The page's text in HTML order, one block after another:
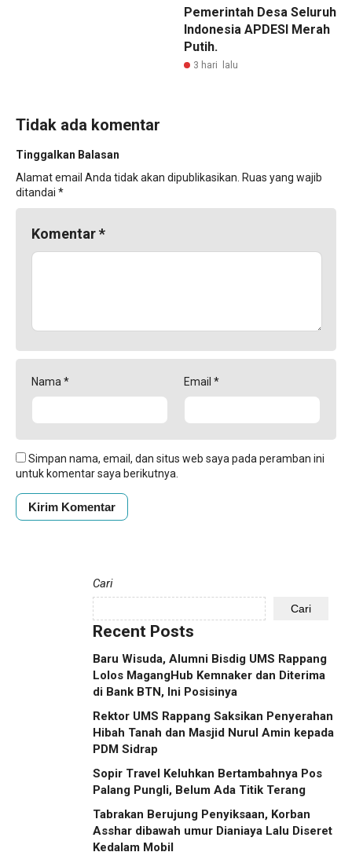
Pemerintah Desa Seluruh
Indonesia APDESI Merah
Putih.
3 hari lalu
Tidak ada komentar
Tinggalkan Balasan
Alamat email Anda tidak akan dipublikasikan. Ruas yang wajib
ditandai *
Komentar*
Nama * Email *
Simpan nama, email, dan situs web saya pada peramban ini
untuk komentar saya berikutnya.
Cari
Cari
Recent Posts
Baru Wisuda, Alumni Bisdig UMS Rappang
Lolos MagangHub Kemnaker dan Diterima
di Bank BTN, Ini Posisinya
Rektor UMS Rappang Saksikan Penyerahan
Hibah Tanah dan Masjid Nurul Amin kepada
PDM Sidrap
Sopir Travel Keluhkan Bertambahnya Pos
Palang Pungli, Belum Ada Titik Terang
Tabrakan Berujung Penyiksaan, Korban
Asshar dibawah umur Dianiaya Lalu Diseret
Kedalam Mobil